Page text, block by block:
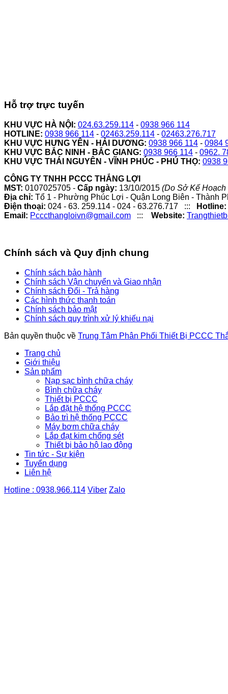
Hỗ trợ trực tuyến
KHU VỰC HÀ NỘI: 024.63.259.114 - 0938 966 114
HOTLINE: 0938 966 114 - 02463.259.114 - 02463.276.717
KHU VỰC HƯNG YÊN - HẢI DƯƠNG: 0938 966 114 - 0984
KHU VỰC BẮC NINH - BẮC GIANG: 0938 966 114 - 0962.
KHU VỰC THÁI NGUYÊN - VĨNH PHÚC - PHÚ THỌ: 0938
CÔNG TY TNHH PCCC THẮNG LỢI
MST: 0107025705 - Cấp ngày: 13/10/2015 (Do Sở Kế
Địa chỉ: Tổ 1 - Phường Phúc Lợi - Quận Long Biên - Thành
Điện thoại: 024 - 63. 259.114 - 024 - 63.276.717 ::: Hotline:
Email: Pcccthangloivn@gmail.com ::: Website:
Chính sách và Quy định chung
Chính sách bảo hành
Chính sách Vận chuyển và Giao nhận
Chính sách Đổi - Trả hàng
Các hình thức thanh toán
Chính sách bảo mật
Chính sách quy trình xử lý khiếu nại
Bản quyền thuộc về Trung Tâm Phân Phối Thiết Bị PCCC
Trang chủ
Giới thiệu
Sản phẩm
Nạp sạc bình chữa cháy
Bình chữa cháy
Thiết bị PCCC
Lắp đặt hệ thống PCCC
Bảo trì hệ thống PCCC
Máy bơm chữa cháy
Lắp đạt kim chống sét
Thiết bị bảo hộ lao động
Tin tức - Sự kiện
Tuyển dụng
Liên hệ
Hotline : 0938.966.114 Viber Zalo